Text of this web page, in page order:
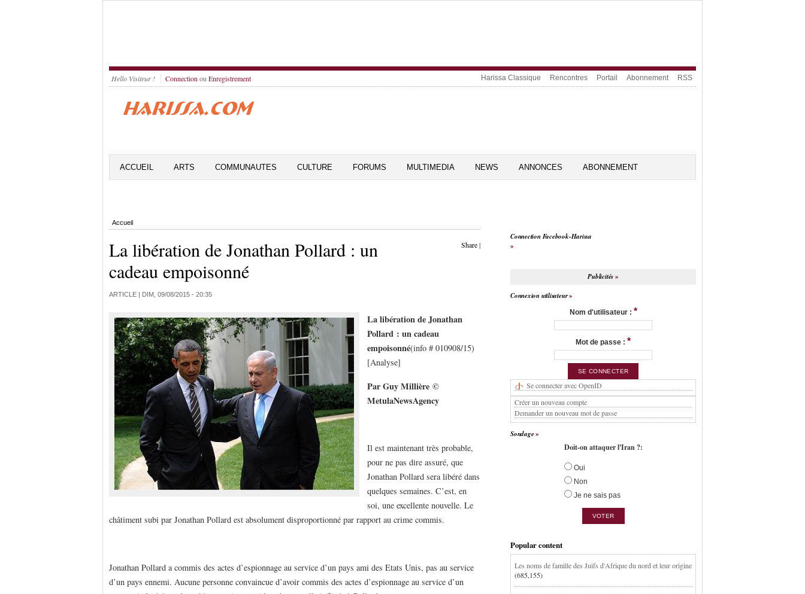
Hello Visiteur ! Connection ou Enregistrement Harissa Classique Rencontres Portail Abonnement RSS
ACCUEIL ARTS COMMUNAUTES CULTURE FORUMS MULTIMEDIA NEWS ANNONCES ABONNEMENT
Accueil
Share|
La libération de Jonathan Pollard : un
cadeau empoisonné
ARTICLE | DIM, 09/08/2015 - 20:35
La libération de Jonathan
Pollard : un cadeau
empoisonné(info # 010908/15)
[Analyse]
Par Guy Millière ©
MetulaNewsAgency
Il est maintenant très probable,
pour ne pas dire assuré, que
Jonathan Pollard sera libéré dans
quelques semaines. C’est, en
soi, une excellente nouvelle. Le
châtiment subi par Jonathan Pollard est absolument disproportionné par rapport au crime commis.
Jonathan Pollard a commis des actes d’espionnage au service d’un pays ami des Etats Unis, pas au service
d’un pays ennemi. Aucune personne convaincue d’avoir commis des actes d’espionnage au service d’un
Connection Facebook-Harissa
Publicités
Connexion utilisateur
Nom d'utilisateur : *
Mot de passe : *
Se connecter avec OpenID
Créer un nouveau compte
Demander un nouveau mot de passe
Sondage
Doit-on attaquer l'Iran ?:
Oui
Non
Je ne sais pas
Popular content
Les noms de famille des Juifs d'Afrique du nord et leur origine
(685,155)